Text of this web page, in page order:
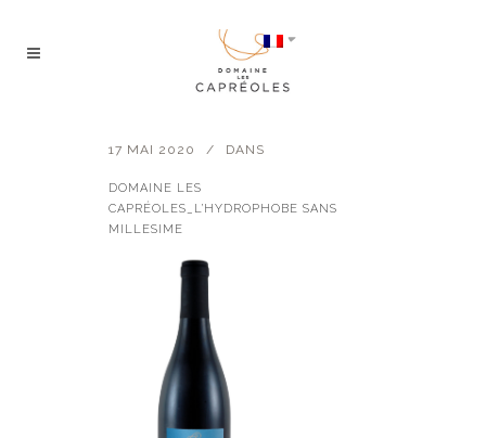
17 MAI 2020 DANS
DOMAINE LES
CAPRÉOLES_L’HYDROPHOBE SANS
MILLESIME